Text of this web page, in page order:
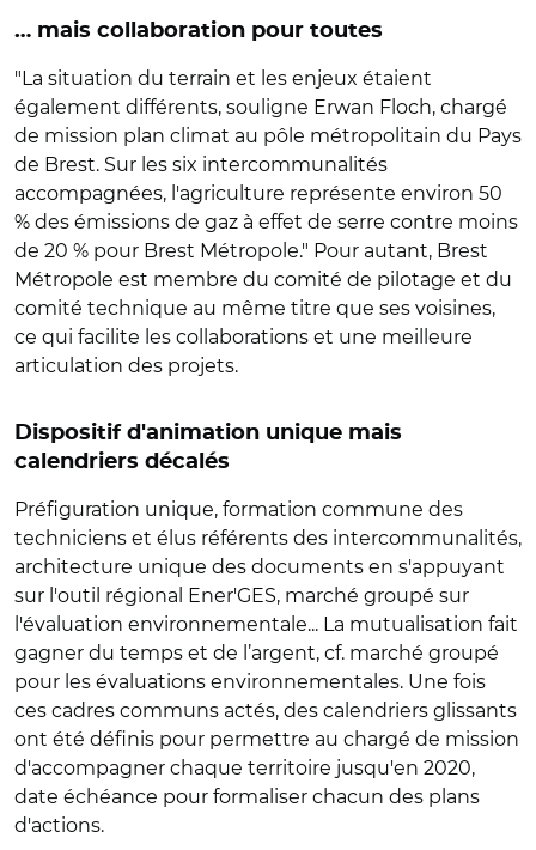
… mais collaboration pour toutes
"La situation du terrain et les enjeux étaient
également différents, souligne Erwan Floch, chargé
de mission plan climat au pôle métropolitain du Pays
de Brest. Sur les six intercommunalités
accompagnées, l'agriculture représente environ 50
% des émissions de gaz à effet de serre contre moins
de 20 % pour Brest Métropole." Pour autant, Brest
Métropole est membre du comité de pilotage et du
comité technique au même titre que ses voisines,
ce qui facilite les collaborations et une meilleure
articulation des projets.
Dispositif d'animation unique mais
calendriers décalés
Préfiguration unique, formation commune des
techniciens et élus référents des intercommunalités,
architecture unique des documents en s'appuyant
sur l'outil régional Ener'GES, marché groupé sur
l'évaluation environnementale... La mutualisation fait
gagner du temps et de l’argent, cf. marché groupé
pour les évaluations environnementales. Une fois
ces cadres communs actés, des calendriers glissants
ont été définis pour permettre au chargé de mission
d'accompagner chaque territoire jusqu'en 2020,
date échéance pour formaliser chacun des plans
d'actions.